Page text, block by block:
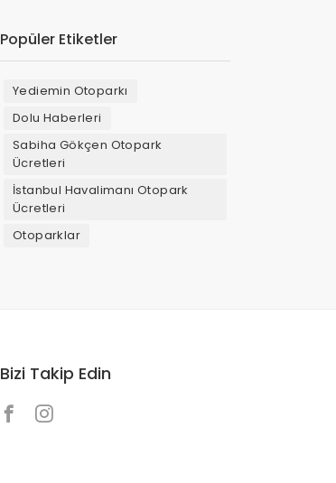
Popüler Etiketler
Yediemin Otoparkı
Dolu Haberleri
Sabiha Gökçen Otopark
Ücretleri
İstanbul Havalimanı Otopark
Ücretleri
Otoparklar
Bizi Takip Edin